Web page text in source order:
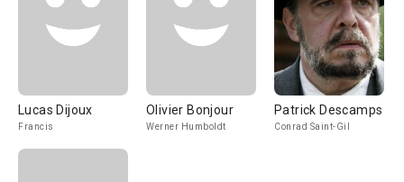
Lucas Dijoux
Francis
Olivier Bonjour
Werner Humboldt
Patrick Descamps
Conrad Saint-Gil